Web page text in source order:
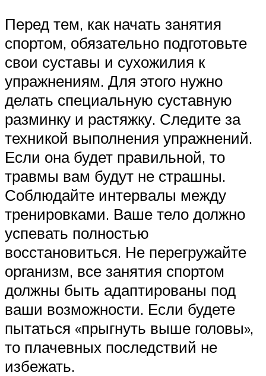
Перед тем, как начать занятия
спортом, обязательно подготовьте
свои суставы и сухожилия к
упражнениям. Для этого нужно
делать специальную суставную
разминку и растяжку. Следите за
техникой выполнения упражнений.
Если она будет правильной, то
травмы вам будут не страшны.
Соблюдайте интервалы между
тренировками. Ваше тело должно
успевать полностью
восстановиться. Не перегружайте
организм, все занятия спортом
должны быть адаптированы под
ваши возможности. Если будете
пытаться «прыгнуть выше головы»,
то плачевных последствий не
избежать.